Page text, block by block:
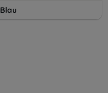
Blau